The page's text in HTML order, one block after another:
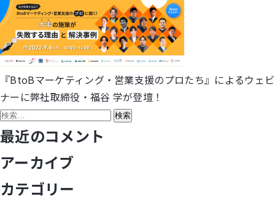
投
稿
ナ
ビ
ゲ
『BtoBマーケティング・営業支援のプロたち』によるウェビ
ナーに弊社取締役・福谷 学が登壇！
検
索:
最近のコメント
アーカイブ
カテゴリー